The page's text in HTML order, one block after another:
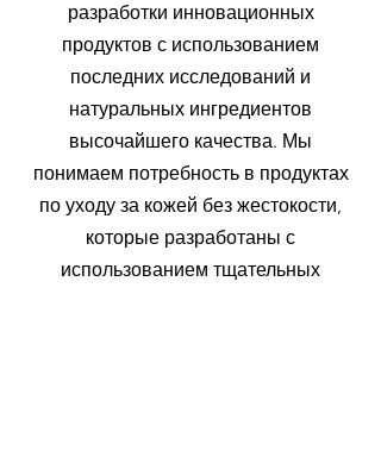
разработки инновационных
продуктов с использованием
последних исследований и
натуральных ингредиентов
высочайшего качества. Мы
понимаем потребность в продуктах
по уходу за кожей без жестокости,
которые разработаны с
использованием тщательных